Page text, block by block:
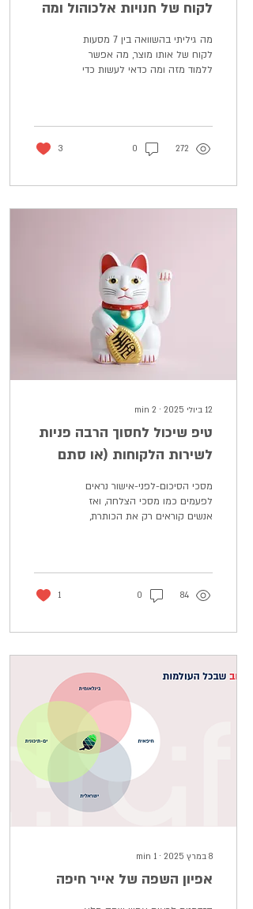
לקוח של חנויות אלכוהול ומה
מה גיליתי בהשוואה בין 7 מסעות
לקוח של אותו מוצר, מה אפשר
ללמוד מזה ומה כדאי לעשות כדי
272
0
3
12 ביולי 2025 ∙
2
min
טיפ שיכול לחסוך הרבה פניות
לשירות הלקוחות (או סתם
מסכי הסיכום-לפני-אישור נראים
לפעמים כמו מסכי הצלחה, ואז
אנשים קוראים רק את הכותרת,
מהשנייה הראשונה (כלומר
מהכותרת)
84
0
1
8 במרץ 2025 ∙
1
min
אפיון השפה של אייר חיפה